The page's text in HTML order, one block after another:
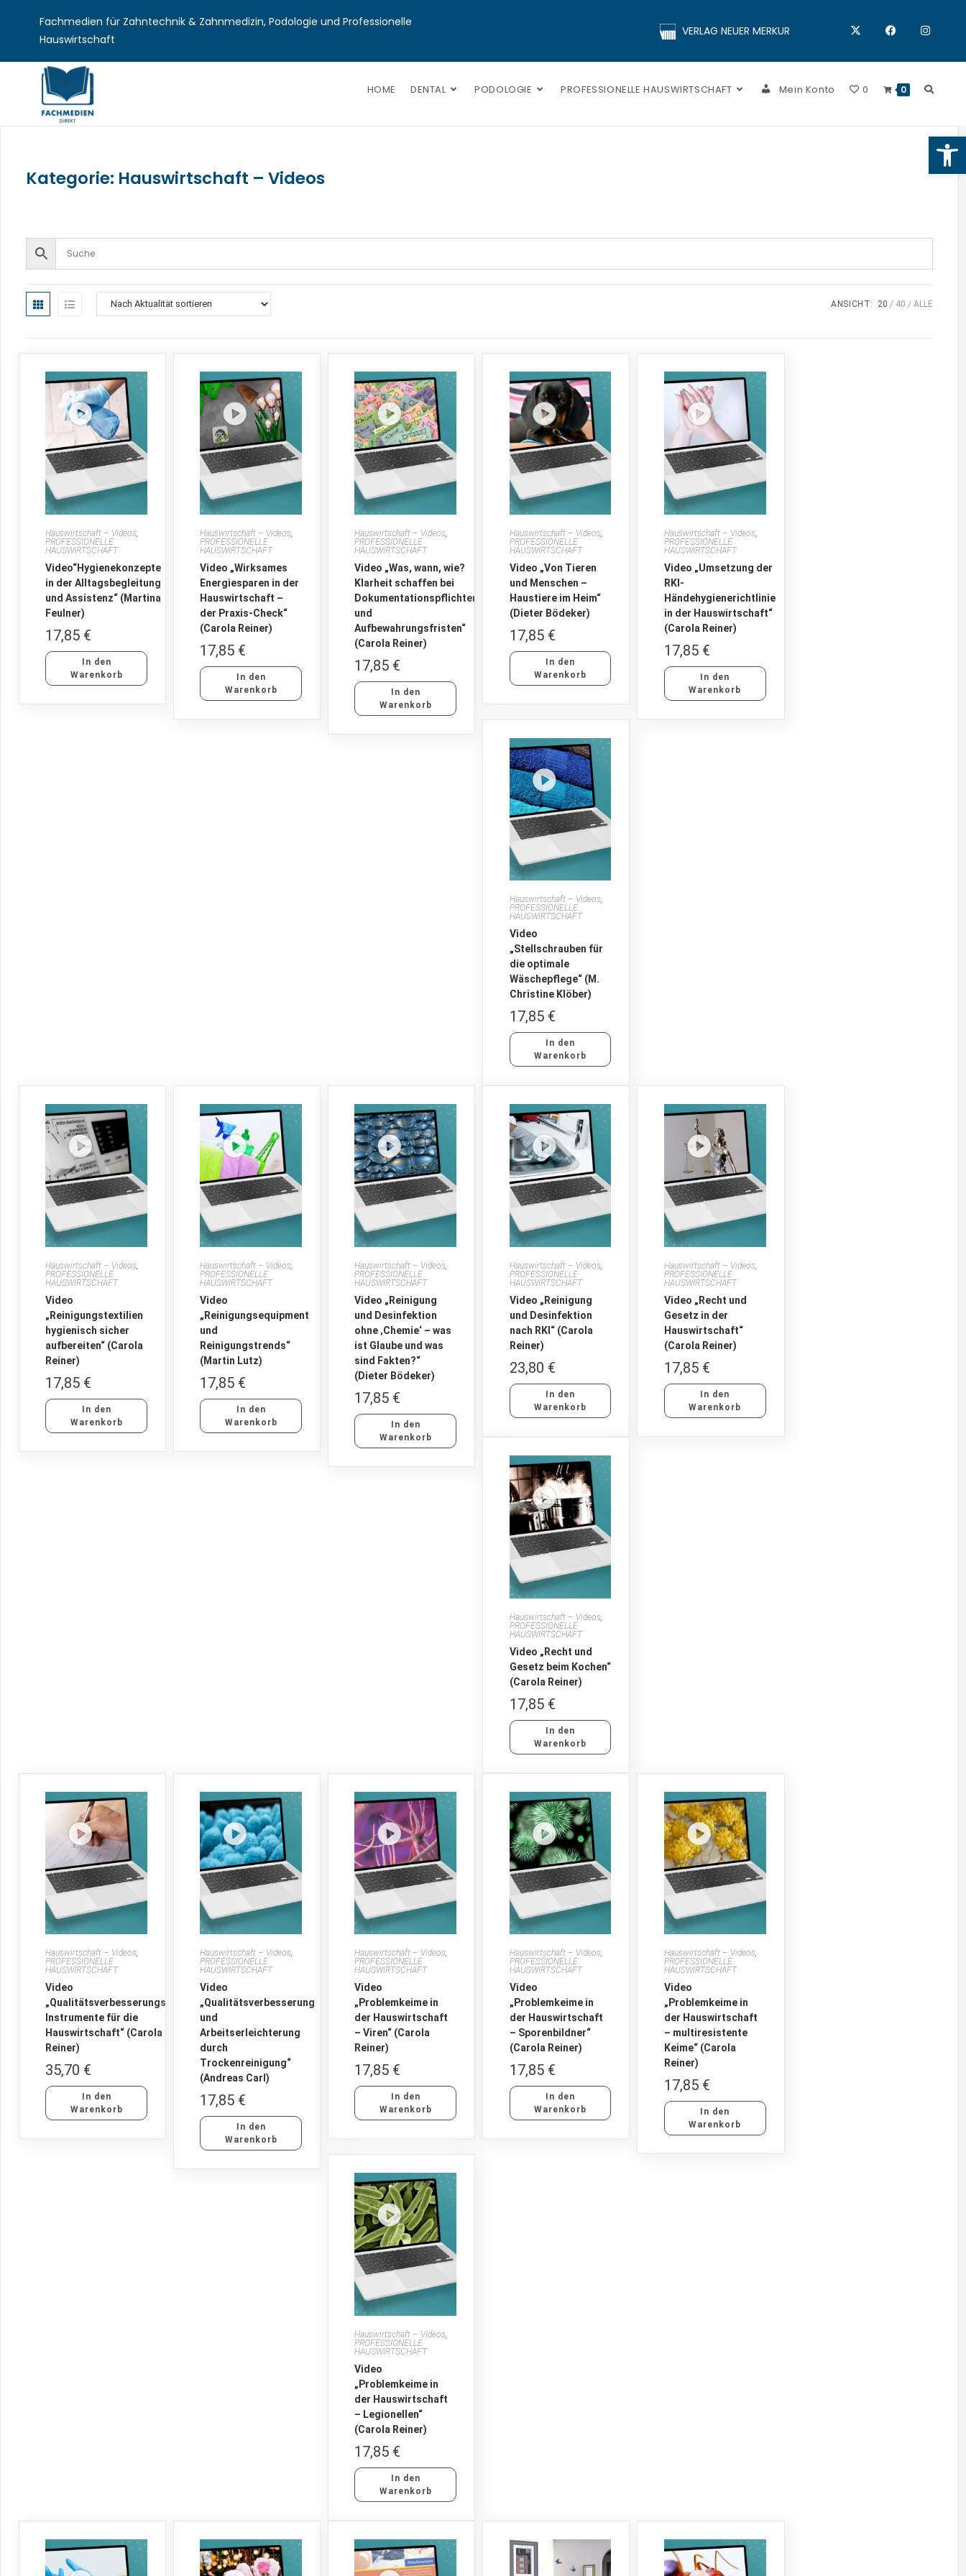
Fachmedien für Zahntechnik & Zahnmedizin, Podologie und Professionelle
Hauswirtschaft
VERLAG NEUER MERKUR
HOME DENTAL PODOLOGIE PROFESSIONELLE HAUSWIRTSCHAFT Mein Konto 0 0
Kategorie: Hauswirtschaft – Videos
ANSICHT: 20 40 ALLE
Hauswirtschaft – Videos
PROFESSIONELLE
HAUSWIRTSCHAFT
Video“Hygienekonzepte
in der Alltagsbegleitung
und Assistenz“ (Martina
Feulner)
17,85 €
In den
Warenkorb
Hauswirtschaft – Videos
PROFESSIONELLE
HAUSWIRTSCHAFT
Video „Wirksames
Energiesparen in der
Hauswirtschaft –
der Praxis-Check“
(Carola Reiner)
17,85 €
In den
Warenkorb
Hauswirtschaft – Videos
PROFESSIONELLE
HAUSWIRTSCHAFT
Video „Was, wann, wie?
Klarheit schaffen bei
Dokumentationspflichten
und
Aufbewahrungsfristen“
(Carola Reiner)
17,85 €
In den
Warenkorb
Hauswirtschaft – Videos,
PROFESSIONELLE
HAUSWIRTSCHAFT
Video „Von Tieren
und Menschen –
Haustiere im Heim“
(Dieter Bödeker)
17,85 €
In den
Warenkorb
Hauswirtschaft – Videos,
PROFESSIONELLE
HAUSWIRTSCHAFT
Video „Umsetzung der
RKI-
Händehygienerichtlinie
in der Hauswirtschaft“
(Carola Reiner)
17,85 €
In den
Warenkorb
Hauswirtschaft – Videos,
PROFESSIONELLE
HAUSWIRTSCHAFT
Video
„Stellschrauben für
die optimale
Wäschepflege“ (M.
Christine Klöber)
17,85 €
In den
Warenkorb
Hauswirtschaft – Videos,
PROFESSIONELLE
HAUSWIRTSCHAFT
Video
„Reinigungstextilien
hygienisch sicher
aufbereiten“ (Carola
Reiner)
17,85 €
In den
Warenkorb
Hauswirtschaft – Videos,
PROFESSIONELLE
HAUSWIRTSCHAFT
Video
„Reinigungsequipment
und
Reinigungstrends“
(Martin Lutz)
17,85 €
In den
Warenkorb
Hauswirtschaft – Videos,
PROFESSIONELLE
HAUSWIRTSCHAFT
Video „Reinigung
und Desinfektion
ohne ‚Chemie‘ – was
ist Glaube und was
sind Fakten?“
(Dieter Bödeker)
17,85 €
In den
Warenkorb
Hauswirtschaft – Videos,
PROFESSIONELLE
HAUSWIRTSCHAFT
Video „Reinigung
und Desinfektion
nach RKI“ (Carola
Reiner)
23,80 €
In den
Warenkorb
Hauswirtschaft – Videos,
PROFESSIONELLE
HAUSWIRTSCHAFT
Video „Recht und
Gesetz in der
Hauswirtschaft“
(Carola Reiner)
17,85 €
In den
Warenkorb
Hauswirtschaft – Videos,
PROFESSIONELLE
HAUSWIRTSCHAFT
Video „Recht und
Gesetz beim Kochen“
(Carola Reiner)
17,85 €
In den
Warenkorb
Hauswirtschaft – Videos,
PROFESSIONELLE
HAUSWIRTSCHAFT
Video
„Qualitätsverbesserungs-
Instrumente für die
Hauswirtschaft“ (Carola
Reiner)
35,70 €
In den
Warenkorb
Hauswirtschaft – Videos,
PROFESSIONELLE
HAUSWIRTSCHAFT
Video
„Qualitätsverbesserung
und
Arbeitserleichterung
durch
Trockenreinigung“
(Andreas Carl)
17,85 €
In den
Warenkorb
Hauswirtschaft – Videos,
PROFESSIONELLE
HAUSWIRTSCHAFT
Video
„Problemkeime in
der Hauswirtschaft
– Viren“ (Carola
Reiner)
17,85 €
In den
Warenkorb
Hauswirtschaft – Videos,
PROFESSIONELLE
HAUSWIRTSCHAFT
Video
„Problemkeime in
der Hauswirtschaft
– Sporenbildner“
(Carola Reiner)
17,85 €
In den
Warenkorb
Hauswirtschaft – Videos,
PROFESSIONELLE
HAUSWIRTSCHAFT
Video
„Problemkeime in
der Hauswirtschaft
– multiresistente
Keime“ (Carola
Reiner)
17,85 €
In den
Warenkorb
Hauswirtschaft – Videos,
PROFESSIONELLE
HAUSWIRTSCHAFT
Video
„Problemkeime in
der Hauswirtschaft
– Legionellen“
(Carola Reiner)
17,85 €
In den
Warenkorb